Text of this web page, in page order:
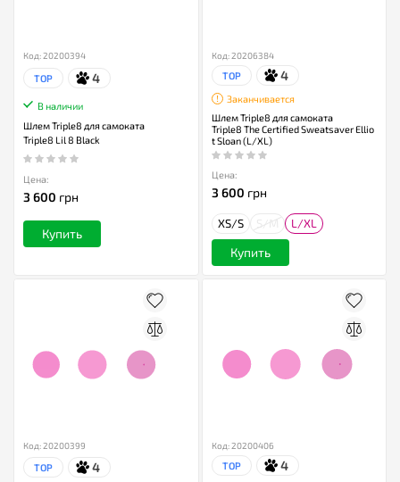
Код: 20200394
TOP 4
В наличии
Шлем Triple8 для самоката
Triple8 Lil 8 Black
Цена:
3 600 грн
Купить
Код: 20206384
TOP 4
Заканчивается
Шлем Triple8 для самоката
Triple8 The Certified Sweatsaver Ellio
t Sloan (L/XL)
Цена:
3 600 грн
XS/S L/XL
Купить
Код: 20200399
TOP 4
Код: 20200406
TOP 4